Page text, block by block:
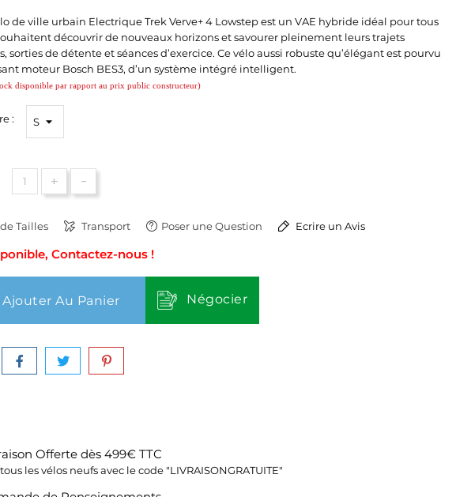
de ville urbain Electrique Trek Verve+ 4 Lowstep est un VAE hybride idéal pour tous
découvrir de nouveaux horizons et savourer pleinement leurs trajets
sorties de détente et séances d’exercice. Ce vélo aussi robuste qu’élégant est pourvu
moteur Bosch BES3, d’un système intégré intelligent.
disponible par rapport au prix public constructeur)
:
+ -
Tailles Transport Poser une Question Ecrire un Avis
Contactez-nous !
Ajouter Au Panier Négocier
Offerte dès 499€ TTC
les vélos neufs avec le code "LIVRAISONGRATUITE"